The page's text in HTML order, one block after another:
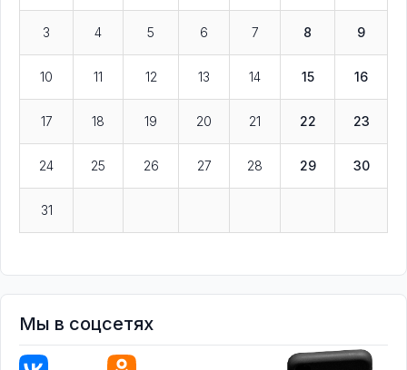
3 4 5 6 7 8 9
10 11 12 13 14 15 16
17 18 19 20 21 22 23
24 25 26 27 28 29 30
31
Мы в соцсетях